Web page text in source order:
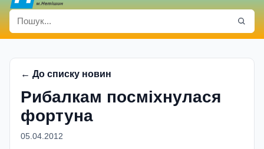
← До списку новин
Рибалкам посміхнулася
фортуна
05.04.2012